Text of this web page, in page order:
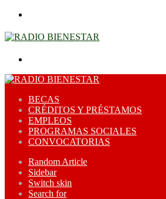
BECAS
CRÉDITOS Y PRÉSTAMOS
EMPLEOS
PROGRAMAS SOCIALES
CONVOCATORIAS
Random Article
Sidebar
Switch skin
Search for